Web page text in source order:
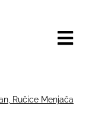
Ručice Menjača